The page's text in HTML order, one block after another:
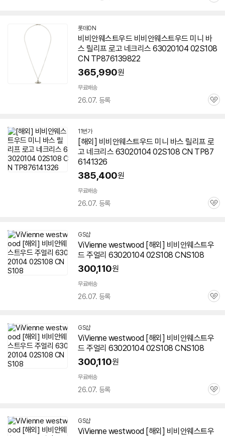
롯데ON
비비안웨스트우드 비비안웨스트우드 미니 바
스 릴리프 로고 네크리스 63020104 02S108
CN TP876139822
365,990원
무료배송
26.07. 등록
관
11번가
[해외] 비비안웨스트우드 미니 바스 릴리프 로
고 네크리스 63020104 02S108 CN TP87
6141326
385,400원
무료배송
26.07. 등록
관
GS샵
ViVienne westwood [해외] 비비안웨스트우
드 주얼리 63020104 02S108 CNS108
300,110원
무료배송
26.07. 등록
관
GS샵
ViVienne westwood [해외] 비비안웨스트우
드 주얼리 63020104 02S108 CNS108
300,110원
무료배송
26.07. 등록
관
GS샵
ViVienne westwood [해외] 비비안웨스트우